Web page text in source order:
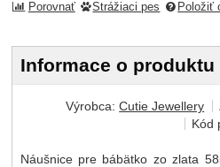
Porovnať Strážiaci pes Položiť
Informace o produktu
Výrobca:Cutie Jewellery
Kód
Náušnice pre bábätko zo zlata